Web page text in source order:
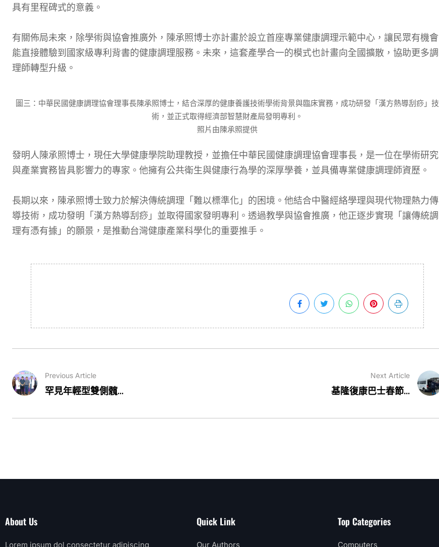
具有里程碑式的意義。
有關佈局未來，除學術與協會推廣外，陳承照博士亦計畫於設立首座專業健康調理示範中心，讓民眾有機會
能直接體驗到國家級專利背書的健康調理服務。未來，這套產學合一的模式也計畫向全國擴散，協助更多調
理師轉型升級。
圖三：中華民國健康調理協會理事長陳承照博士，結合深厚的健康養護技術學術背景與臨床實務，成功研發「漢方熱導刮痧」技
術，並正式取得經濟部智慧財產局發明專利。
照片由陳承照提供
發明人陳承照博士，現任大學健康學院助理教授，並擔任中華民國健康調理協會理事長，是一位在學術研究
與產業實務皆具影響力的專家。他擁有公共衛生與健康行為學的深厚學養，並具備專業健康調理師資歷。
長期以來，陳承照博士致力於解決傳統調理「難以標準化」的困境。他結合中醫經絡學理與現代物理熱力傳
導技術，成功發明「漢方熱導刮痧」並取得國家發明專利。透過教學與協會推廣，他正逐步實現「讓傳統調
理有憑有據」的願景，是推動台灣健康產業科學化的重要推手。
Previous Article
罕見年輕型雙側髖...
Next Article
基隆復康巴士春節...
About Us
Lorem ipsum dol consectetur adipiscing
Quick Link
Our Authors
Top Categories
Computers